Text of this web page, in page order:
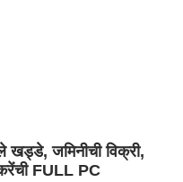
जमिनीची विक्री,
FULL PC